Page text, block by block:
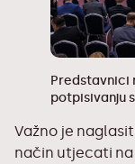
Predstavnici
potpisivanju
Važno je
način utjecati